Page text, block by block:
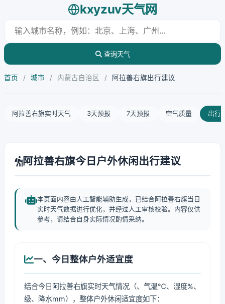
kxyzuv天气网
查询天气
首页 / 城市 / 内蒙古自治区 / 阿拉善右旗出行建议
阿拉善右旗实时天气 3天预报 7天预报 空气质量 出行
阿拉善右旗今日户外休闲出行建议
本页面内容由人工智能辅助生成，已结合阿拉善右旗当日
实时天气数据进行优化，并经过人工审核校验。内容仅供
参考，请结合自身实际情况酌情采纳。
一、今日整体户外适宜度
结合今日阿拉善右旗实时天气情况（、气温℃、湿度%、
级、降水mm），整体户外休闲适宜度如下：